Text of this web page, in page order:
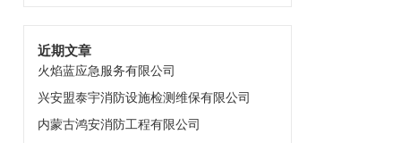
近期文章
火焰蓝应急服务有限公司
兴安盟泰宇消防设施检测维保有限公司
内蒙古鸿安消防工程有限公司